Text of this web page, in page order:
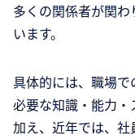
多くの関係者が関
います。
具体的には、職場
必要な知識・能力
加え、近年では、